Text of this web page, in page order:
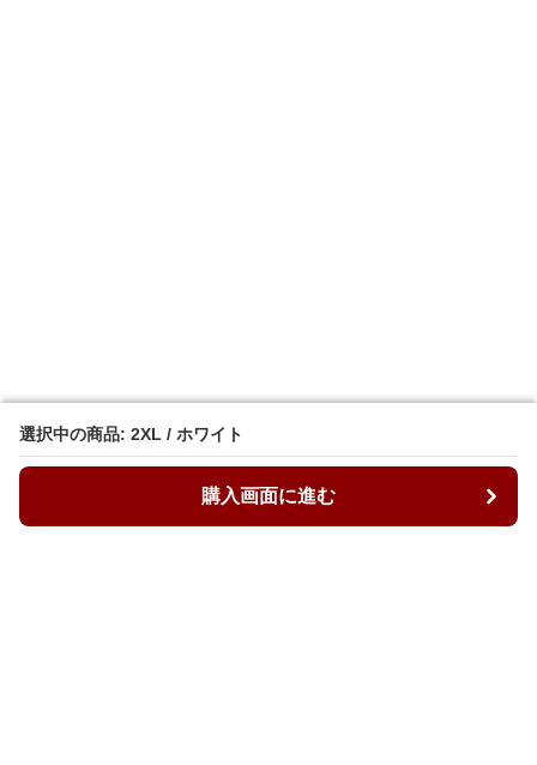
選択中の商品: 2XL / ホワイト
購入画面に進む
選択中の商品: 2XL / ホワイト
購入画面に進む